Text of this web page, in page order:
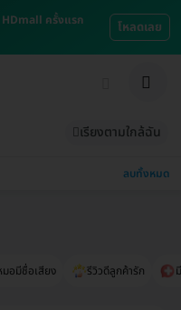
HDmall ครั้งแรก
โหลดเลย
เรียงตามใกล้ฉัน
ลบทั้งหมด
มอมีชื่อเสียง รีวิวดีลูกค้ารัก